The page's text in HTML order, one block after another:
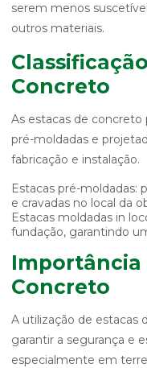
serem menos
outros materiais.
Concreto
As estacas de concreto
pré-moldadas e
fabricação e instalação.
Estacas pré-moldadas:
e cravadas no local da
Estacas moldadas in
fundação, garantindo
Importância
Concreto
A utilização de estacas
garantir a segurança e
especialmente em